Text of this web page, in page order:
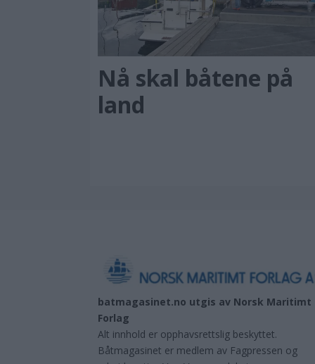
Nå skal båtene på
land
batmagasinet.no utgis av Norsk Maritimt
Forlag
Alt innhold er opphavsrettslig beskyttet.
Båtmagasinet er medlem av Fagpressen og